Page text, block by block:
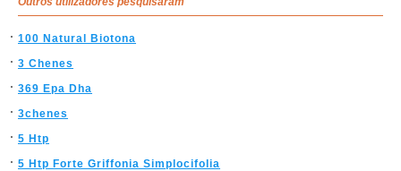
100 Natural Biotona
3 Chenes
369 Epa Dha
3chenes
5 Htp
5 Htp Forte Griffonia Simplocifolia